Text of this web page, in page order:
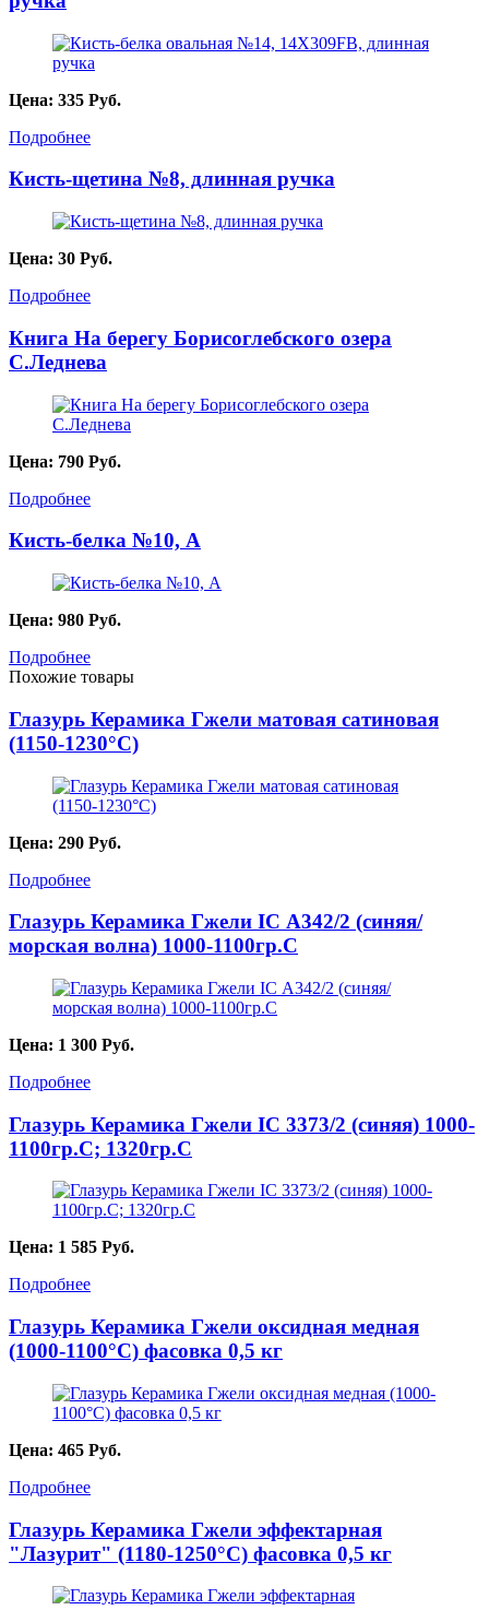
Цена: 335 Руб.
Подробнее
Кисть-щетина №8, длинная ручка
Цена: 30 Руб.
Подробнее
Книга На берегу Борисоглебского озера
С.Леднева
Цена: 790 Руб.
Подробнее
Кисть-белка №10, А
Цена: 980 Руб.
Подробнее
Похожие товары
Глазурь Керамика Гжели матовая сатиновая
(1150-1230°C)
Цена: 290 Руб.
Подробнее
Глазурь Керамика Гжели IC А342/2 (синяя/
морская волна) 1000-1100гр.С
Цена: 1 300 Руб.
Подробнее
Глазурь Керамика Гжели IC 3373/2 (синяя) 1000-
1100гр.С; 1320гр.С
Цена: 1 585 Руб.
Подробнее
Глазурь Керамика Гжели оксидная медная
(1000-1100°С) фасовка 0,5 кг
Цена: 465 Руб.
Подробнее
Глазурь Керамика Гжели эффектарная
"Лазурит" (1180-1250°С) фасовка 0,5 кг